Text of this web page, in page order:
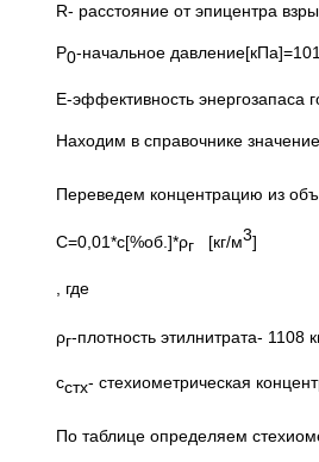
R- расстояние от эпицентра
P0-начальное
E-эффективность энергозапаса
Находим в справочнике
Переведем концентрацию из
С=0,01*с[%об.]*ρг [кг/м3]
, где
ρг-плотность этилнитрата- 1108
сстх- стехиометрическая
По таблице определяем